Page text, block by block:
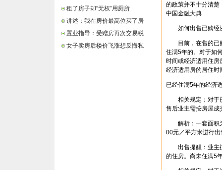
租了房子却“无权”用厕所
讲述：我在房价最高位买了房
置业指导：受赠房再次交易税
女子卖房后楼价飞涨想反悔私
的政策并不十分清
中国金融大典
如何出售已购经
目前，在售的已购
住满5年的。对于如
时间或经济适用住
经济适用房的居住时
已经住满5年的经济
相关规定：对于已
售后业主需按房屋成
解析：一套面积为
00元／平方米进行
出售提醒：业主按
的住房。尚未住满5